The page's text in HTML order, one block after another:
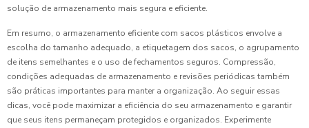
solução de armazenamento mais segura e eficiente.
Em resumo, o armazenamento eficiente com sacos plásticos envolve a
escolha do tamanho adequado, a etiquetagem dos sacos, o agrupamento
de itens semelhantes e o uso de fechamentos seguros. Compressão,
condições adequadas de armazenamento e revisões periódicas também
são práticas importantes para manter a organização. Ao seguir essas
dicas, você pode maximizar a eficiência do seu armazenamento e garantir
que seus itens permaneçam protegidos e organizados. Experimente